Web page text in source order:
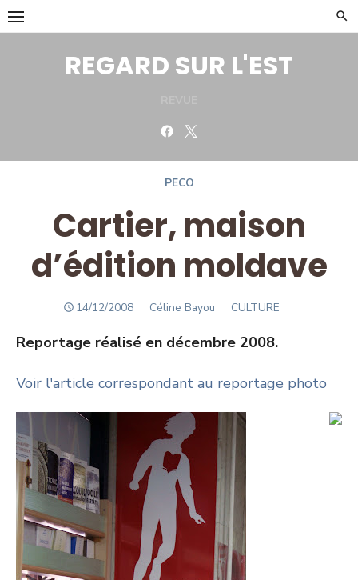
Skip
to
REGARD SUR L'EST
Facebook
PECO
Cartier, maison
d’édition moldave
POSTED
14/12/2008 Author
Céline Bayou CULTURE
Reportage réalisé en décembre 2008.
Voir l'article correspondant au reportage photo